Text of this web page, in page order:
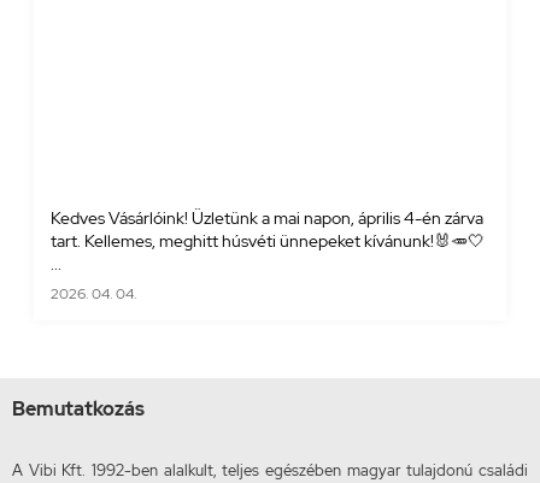
Kedves Vásárlóink! Üzletünk a mai napon, április 4-én zárva
tart. Kellemes, meghitt húsvéti ünnepeket kívánunk!🐰🥕🤍
...
2026. 04. 04.
Bemutatkozás
A Vibi Kft. 1992-ben alalkult, teljes egészében magyar tulajdonú családi